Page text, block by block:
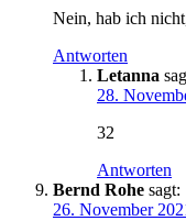
Nein, hab ich
Antworten
Letanna
28.
32
Antworten
Bernd Rohe sagt:
26. November